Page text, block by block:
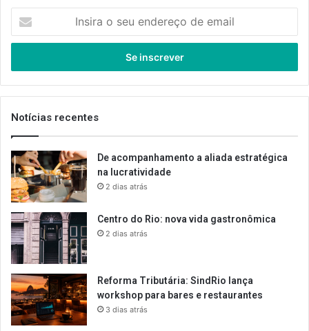
seu
de
email
Notícias recentes
De acompanhamento a aliada estratégica
na lucratividade
2 dias atrás
Centro do Rio: nova vida gastronômica
2 dias atrás
Reforma Tributária: SindRio lança
workshop para bares e restaurantes
3 dias atrás